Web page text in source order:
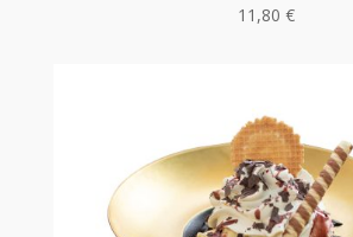
11,80 €